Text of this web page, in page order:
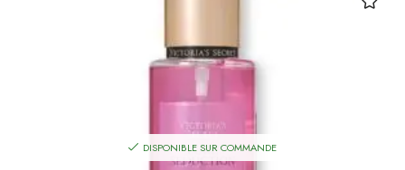
DISPONIBLE SUR COMMANDE